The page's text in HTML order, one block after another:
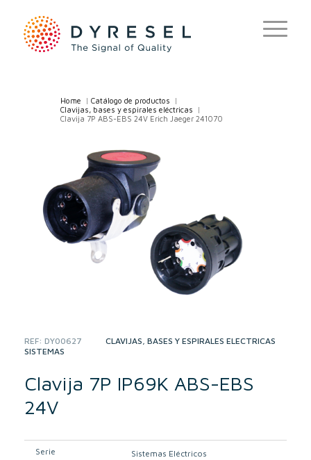
Home /Catálogo de productos
Clavijas, bases y espirales eléctricas
Clavija 7P ABS-EBS 24V Erich Jaeger 241070
REF:DY00627
CATEGORIES:CLAVIJAS, BASES Y ESPIRALES ELÉCTRICAS
SISTEMAS
Clavija 7P IP69K ABS-EBS
24V
Serie Sistemas Eléctricos